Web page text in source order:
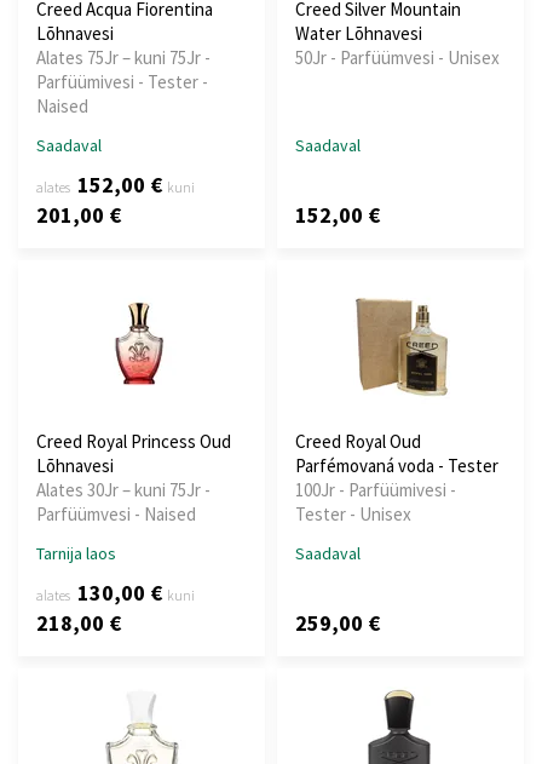
Creed Acqua Fiorentina
Lõhnavesi
Alates 75Jr – kuni 75Jr -
Parfüümivesi - Tester -
Naised
Saadaval
alates 152,00 € kuni
201,00 €
Creed Silver Mountain
Water Lõhnavesi
50Jr - Parfüümvesi - Unisex
Saadaval
152,00 €
Creed Royal Princess Oud
Lõhnavesi
Alates 30Jr – kuni 75Jr -
Parfüümvesi - Naised
Tarnija laos
alates 130,00 € kuni
218,00 €
Creed Royal Oud
Parfémovaná voda - Tester
100Jr - Parfüümivesi -
Tester - Unisex
Saadaval
259,00 €